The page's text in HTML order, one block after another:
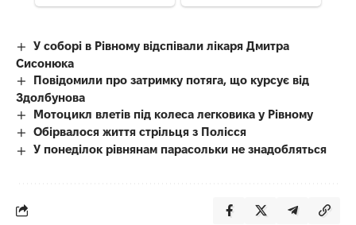
У соборі в Рівному відспівали лікаря Дмитра
Сисонюка
Повідомили про затримку потяга, що курсує від
Здолбунова
Мотоцикл влетів під колеса легковика у Рівному
Обірвалося життя стрільця з Полісся
У понеділок рівнянам парасольки не знадобляться